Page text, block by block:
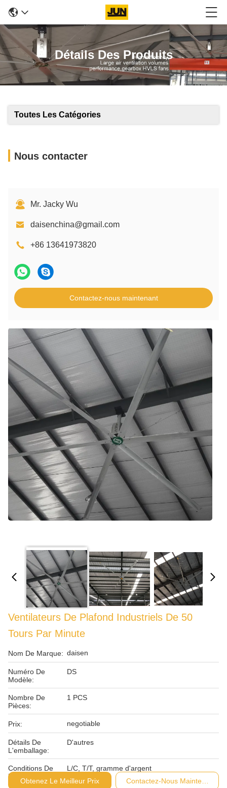
Détails Des Produits
Toutes Les Catégories
Nous contacter
Mr. Jacky Wu
daisenchina@gmail.com
+86 13641973820
Contactez-nous maintenant
Ventilateurs De Plafond Industriels De 50
Tours Par Minute
Nom De Marque: daisen
Numéro De
Modèle:
DS
Nombre De
Pièces:
1 PCS
Prix: negotiable
Détails De
L'emballage:
D'autres
Conditions De
Paiement:
L/C, T/T, gramme d'argent
Obtenez Le Meilleur Prix
Contactez-Nous Maintenant